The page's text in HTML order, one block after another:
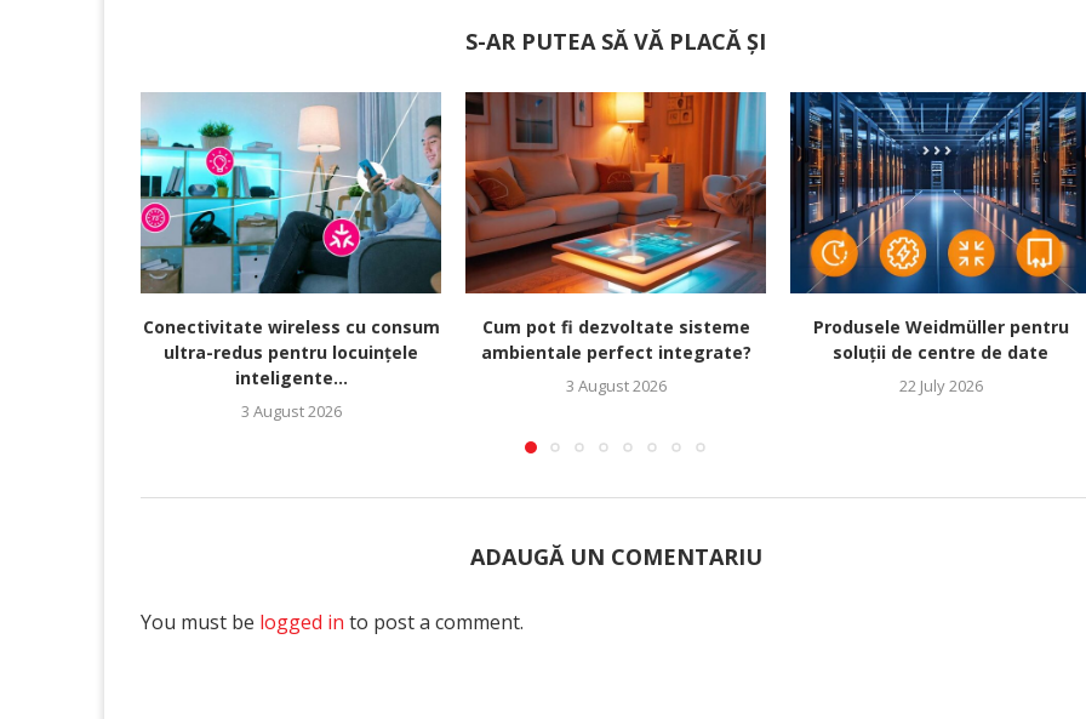
S-AR PUTEA SĂ VĂ PLACĂ ȘI
Conectivitate wireless cu consum
ultra-redus pentru locuințele
inteligente...
3 August 2026
Cum pot fi dezvoltate sisteme
ambientale perfect integrate?
3 August 2026
Produsele Weidmüller pentru
soluții de centre de date
22 July 2026
ADAUGĂ UN COMENTARIU
You must be logged in to post a comment.